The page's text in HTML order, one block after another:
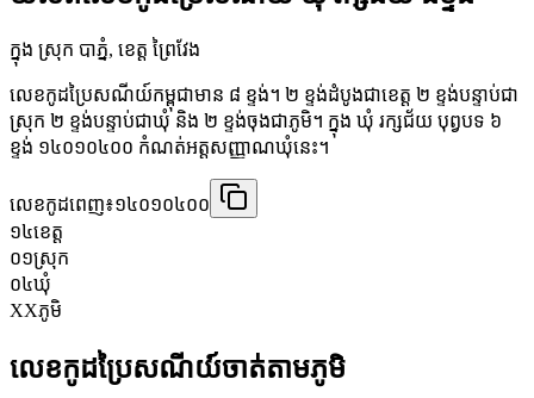
ក្នុង ស្រុក បាភ្នំ, ខេត្ត ព្រៃវែង
លេខកូដប្រៃសណីយ៍កម្ពុជាមាន ៨ ខ្ទង់។ ២ ខ្ទង់ដំបូងជាខេត្ត ២ ខ្ទង់បន្ទាប់ជា
ស្រុក ២ ខ្ទង់បន្ទាប់ជាឃុំ និង ២ ខ្ទង់ចុងជាភូមិ។ ក្នុង ឃុំ រក្សជ័យ បុព្វបទ ៦
ខ្ទង់ ១៤០១០៤០០ កំណត់អត្តសញ្ញាណឃុំនេះ។
លេខកូដពេញ៖១៤០១០៤០០
១៤ខេត្ត
០១ស្រុក
០៤ឃុំ
XXភូមិ
លេខកូដប្រៃសណីយ៍ចាត់តាមភូមិ